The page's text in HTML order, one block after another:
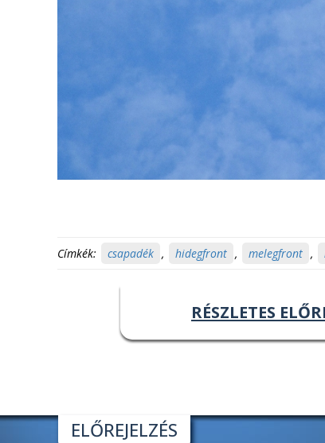
Címkék: csapadék , hidegfront , melegfront ,
RÉSZLETES
ELŐREJELZÉS